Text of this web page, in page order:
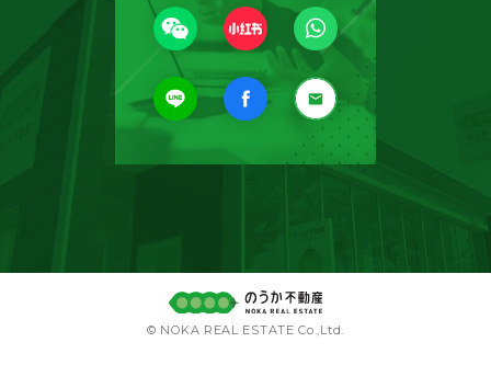
© NOKA REAL ESTATE Co.,Ltd.